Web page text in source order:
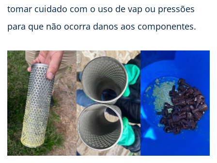
tomar cuidado com o uso de vap ou pressões
para que não ocorra danos aos componentes.